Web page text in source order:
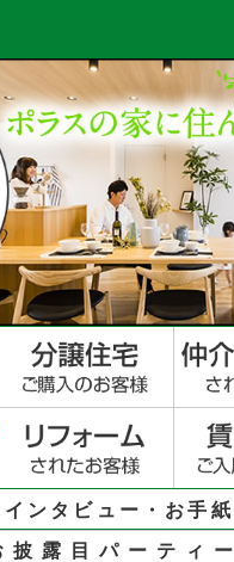
ンタビュー・お手紙
披露目パーティー